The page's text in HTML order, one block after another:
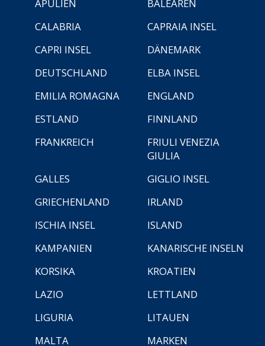
APULIEN
BALEAREN
CALABRIA
CAPRAIA INSEL
CAPRI INSEL
DÄNEMARK
DEUTSCHLAND
ELBA INSEL
EMILIA ROMAGNA
ENGLAND
ESTLAND
FINNLAND
FRANKREICH
FRIULI VENEZIA
GIULIA
GALLES
GIGLIO INSEL
GRIECHENLAND
IRLAND
ISCHIA INSEL
ISLAND
KAMPANIEN
KANARISCHE INSELN
KORSIKA
KROATIEN
LAZIO
LETTLAND
LIGURIA
LITAUEN
MALTA
MARKEN